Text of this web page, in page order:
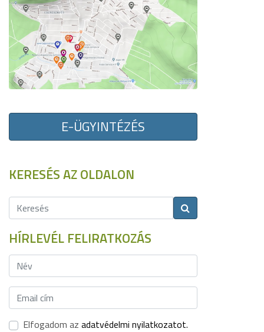
E-ÜGYINTÉZÉS
KERESÉS AZ OLDALON
HÍRLEVÉL FELIRATKOZÁS
Elfogadom az adatvédelmi nyilatkozatot.